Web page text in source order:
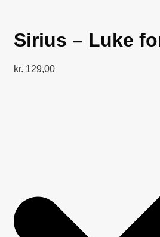
Sirius – Luke
kr. 129,00